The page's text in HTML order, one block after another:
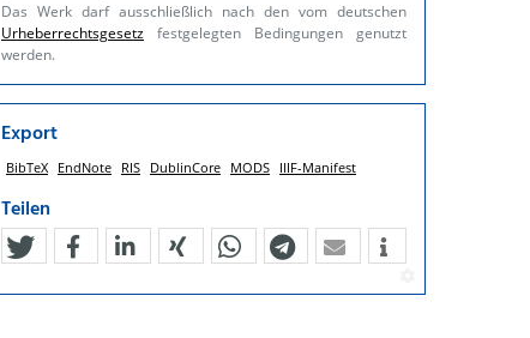
Das Werk darf ausschließlich nach den vom deutschen
Urheberrechtsgesetz festgelegten Bedingungen genutzt
werden.
Export
BibTeX EndNote RIS DublinCore MODS IIIF-Manifest
Teilen